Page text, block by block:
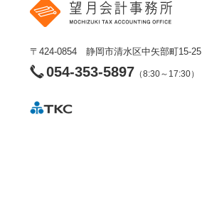
〒424-0854 静岡市清水区中矢部町15-25
054-353-5897 （8:30～17:30）